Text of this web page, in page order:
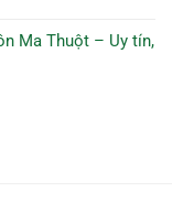
Ma Thuột – Uy tín,